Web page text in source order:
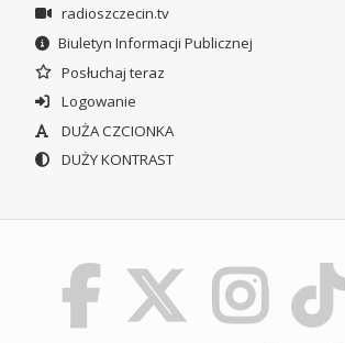
radioszczecin.tv
Biuletyn Informacji Publicznej
Posłuchaj teraz
Logowanie
DUŻA CZCIONKA
DUŻY KONTRAST